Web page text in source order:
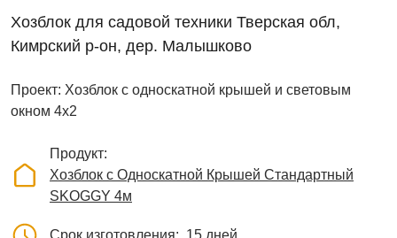
Хозблок для садовой техники Тверская обл,
Кимрский р-он, дер. Малышково
Проект: Хозблок с односкатной крышей и световым
окном 4х2
Продукт
Хозблок с Односкатной Крышей Стандартный
SKOGGY 4м